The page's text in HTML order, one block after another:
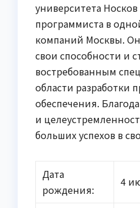
университета Носков
программиста в
компаний Москвы.
свои способности и
востребованным
области разработки
обеспечения.
и
больших успехов в
Дата
рождения:
4